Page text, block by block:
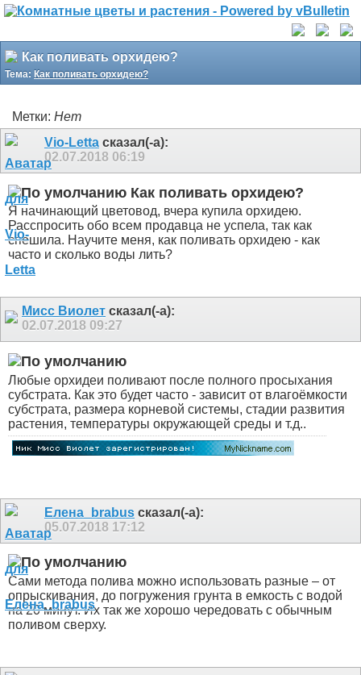
Как поливать орхидею?
Тема: Как поливать орхидею?
Метки: Нет
Vio-Letta сказал(-а):
02.07.2018 06:19
Как поливать орхидею?
Я начинающий цветовод, вчера купила орхидею.
Расспросить обо всем продавца не успела, так как
спешила. Научите меня, как поливать орхидею - как
часто и сколько воды лить?
Мисс Виолет сказал(-а):
02.07.2018 09:27
Любые орхидеи поливают после полного просыхания
субстрата. Как это будет часто - зависит от влагоёмкости
субстрата, размера корневой системы, стадии развития
растения, температуры окружающей среды и т.д..
Елена_brabus сказал(-а):
05.07.2018 17:12
Сами метода полива можно использовать разные – от
опрыскивания, до погружения грунта в емкость с водой
на 20 минут. Их так же хорошо чередовать с обычным
поливом сверху.